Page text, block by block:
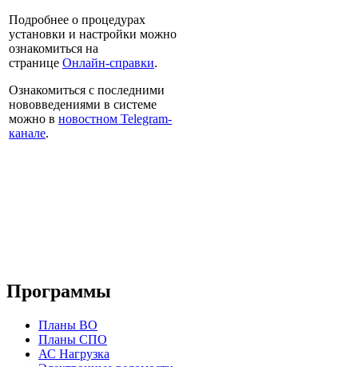
Подробнее о процедурах
установки и настройки можно
ознакомиться на
странице Онлайн-справки.
Ознакомиться с последними
нововведениями в системе
можно в новостном Telegram-
канале.
Программы
Планы ВО
Планы СПО
АС Нагрузка